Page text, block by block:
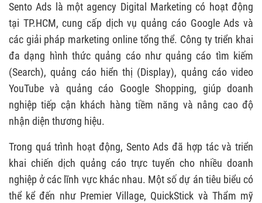
Sento Ads là một agency Digital Marketing có hoạt động
tại TP.HCM, cung cấp dịch vụ quảng cáo Google Ads và
các giải pháp marketing online tổng thể. Công ty triển khai
đa dạng hình thức quảng cáo như quảng cáo tìm kiếm
(Search), quảng cáo hiển thị (Display), quảng cáo video
YouTube và quảng cáo Google Shopping, giúp doanh
nghiệp tiếp cận khách hàng tiềm năng và nâng cao độ
nhận diện thương hiệu.
Trong quá trình hoạt động, Sento Ads đã hợp tác và triển
khai chiến dịch quảng cáo trực tuyến cho nhiều doanh
nghiệp ở các lĩnh vực khác nhau. Một số dự án tiêu biểu có
thể kể đến như Premier Village, QuickStick và Thẩm mỹ